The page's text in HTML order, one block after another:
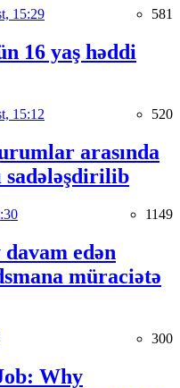
15:29 581
16 yaş həddi
15:12 520
arasında
sadələşdirilib
1149
edən
müraciətə
300
Why